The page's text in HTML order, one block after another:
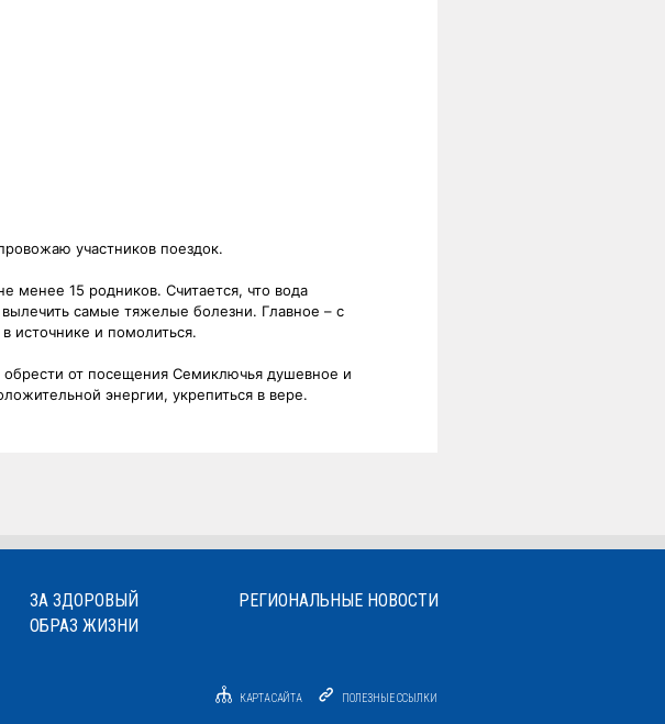
участников поездок.
менее 15 родников. Считается, что вода
самые тяжелые болезни. Главное – с
источнике и помолиться.
от посещения Семиключья душевное и
энергии, укрепиться в вере.
ЗА ЗДОРОВЫЙ
ОБРАЗ ЖИЗНИ
РЕГИОНАЛЬНЫЕ НОВОСТИ
КАРТА САЙТА ПОЛЕЗНЫЕ ССЫЛКИ